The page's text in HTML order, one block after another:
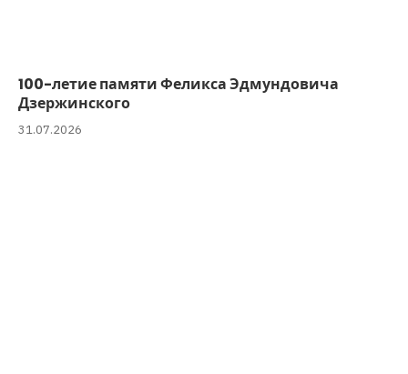
100-летие памяти Феликса Эдмундовича
Дзержинского
31.07.2026